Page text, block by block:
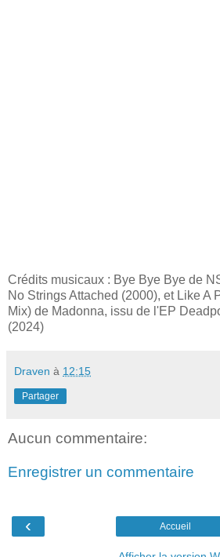
Crédits musicaux : Bye Bye Bye de
No Strings Attached (2000), et Like A
Mix) de Madonna, issu de l'EP
(2024)
Draven à 12:15
Partager
Aucun commentaire:
Enregistrer un commentaire
‹ Accueil